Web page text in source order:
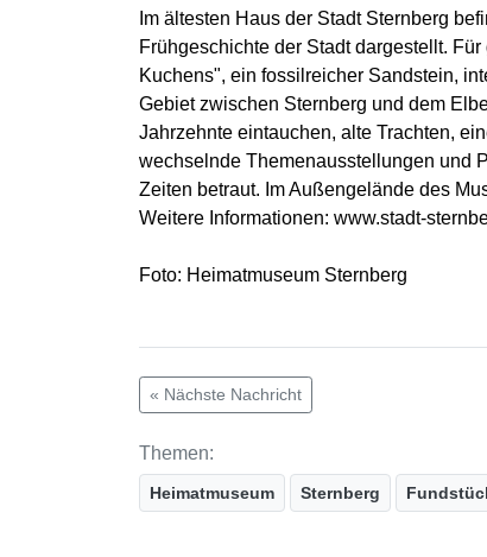
Im ältesten Haus der Stadt Sternberg
Frühgeschichte der Stadt dargestellt.
Kuchens", ein fossilreicher Sandstein,
Gebiet zwischen Sternberg und dem
Jahrzehnte eintauchen, alte Trachten,
wechselnde Themenausstellungen und
Zeiten betraut. Im Außengelände des
Weitere Informationen: www.stadt-
Foto: Heimatmuseum Sternberg
« Nächste Nachricht
Themen:
Heimatmuseum Sternberg